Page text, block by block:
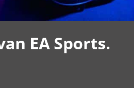
EA Sports.